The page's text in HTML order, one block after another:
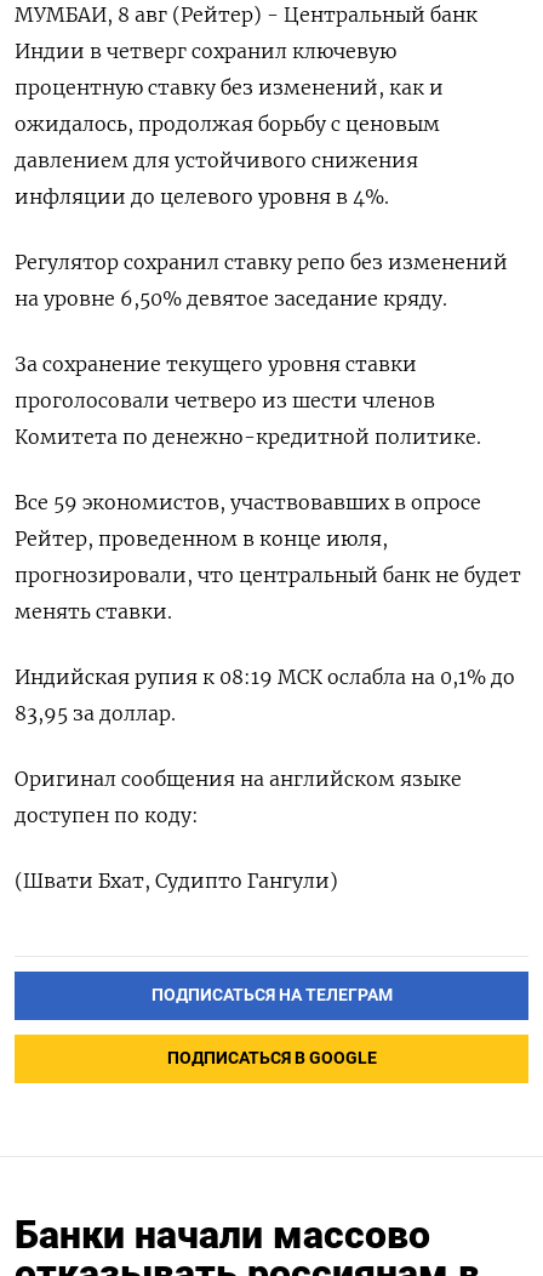
МУМБАИ, 8 авг (Рейтер) - Центральный банк
Индии в четверг сохранил ключевую
процентную ставку без изменений, как и
ожидалось, продолжая борьбу с ценовым
давлением для устойчивого снижения
инфляции до целевого уровня в 4%.
Регулятор сохранил ставку репо без изменений
на уровне 6,50% девятое заседание кряду.
За сохранение текущего уровня ставки
проголосовали четверо из шести членов
Комитета по денежно-кредитной политике.
Все 59 экономистов, участвовавших в опросе
Рейтер, проведенном в конце июля,
прогнозировали, что центральный банк не будет
менять ставки.
Индийская рупия к 08:19 МСК ослабла на 0,1% до
83,95 за доллар.
Оригинал сообщения на английском языке
доступен по коду:
(Швати Бхат, Судипто Гангули)
ПОДПИСАТЬСЯ НА ТЕЛЕГРАМ
ПОДПИСАТЬСЯ В GOOGLE
Банки начали массово